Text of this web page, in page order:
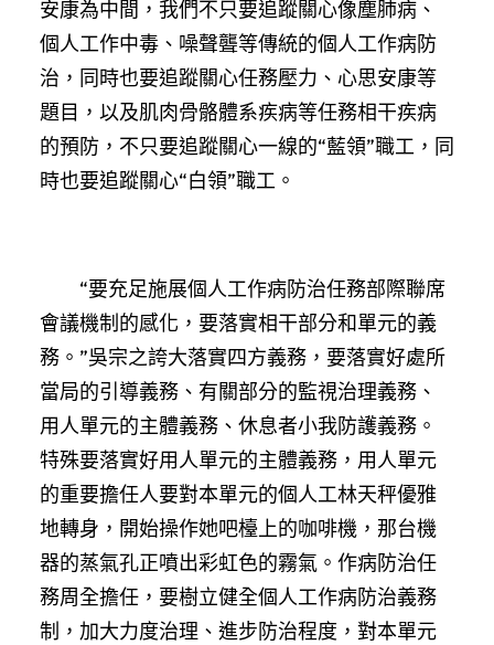
安康為中間，我們不只要追蹤關心像塵肺病、
個人工作中毒、噪聲聾等傳統的個人工作病防
治，同時也要追蹤關心任務壓力、心思安康等
題目，以及肌肉骨骼體系疾病等任務相干疾病
的預防，不只要追蹤關心一線的“藍領”職工，同
時也要追蹤關心“白領”職工。
“要充足施展個人工作病防治任務部際聯席
會議機制的感化，要落實相干部分和單元的義
務。”吳宗之誇大落實四方義務，要落實好處所
當局的引導義務、有關部分的監視治理義務、
用人單元的主體義務、休息者小我防護義務。
特殊要落實好用人單元的主體義務，用人單元
的重要擔任人要對本單元的個人工林天秤優雅
地轉身，開始操作她吧檯上的咖啡機，那台機
器的蒸氣孔正噴出彩虹色的霧氣。作病防治任
務周全擔任，要樹立健全個人工作病防治義務
制，加大力度治理、進步防治程度，對本單元